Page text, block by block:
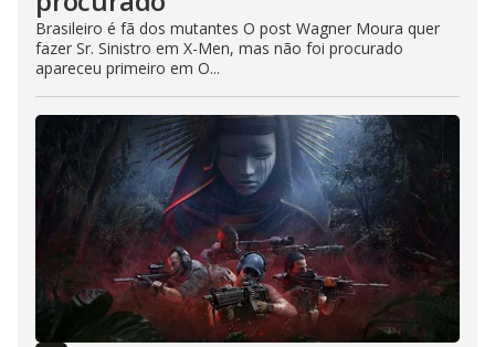
Brasileiro é fã dos mutantes O post Wagner Moura quer
fazer Sr. Sinistro em X-Men, mas não foi procurado
apareceu primeiro em O...